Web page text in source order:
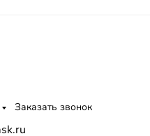
Заказать звонок